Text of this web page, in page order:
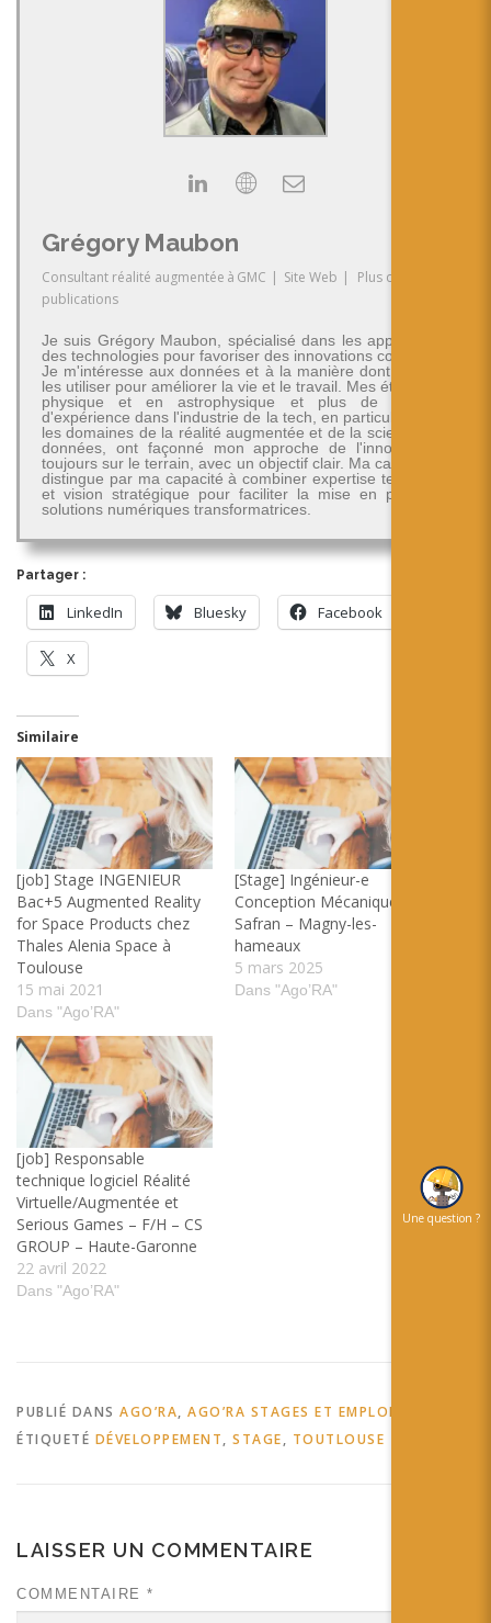
Grégory Maubon
Consultant réalité augmentée à GMC | Site Web |
Plus de
publications
Je suis Grégory Maubon, spécialisé dans les applications
des technologies pour favoriser des innovations concrètes.
Je m'intéresse aux données et à la manière dont on peut
les utiliser pour améliorer la vie et le travail. Mes études en
physique et en astrophysique et plus de 30 ans
d'expérience dans l'industrie de la tech, en particulier dans
les domaines de la réalité augmentée et de la science des
données, ont façonné mon approche de l'innovation -
toujours sur le terrain, avec un objectif clair. Ma carrière se
distingue par ma capacité à combiner expertise technique
et vision stratégique pour faciliter la mise en place de
solutions numériques transformatrices.
Partager :
LinkedIn Bluesky Facebook
X
Similaire
[job] Stage INGENIEUR
Bac+5 Augmented Reality
for Space Products chez
Thales Alenia Space à
Toulouse
15 mai 2021
Dans "Ago’RA"
[Stage] Ingénieur-e
Conception Mécanique –
Safran – Magny-les-
hameaux
5 mars 2025
Dans "Ago’RA"
[job] Responsable
technique logiciel Réalité
Virtuelle/Augmentée et
Serious Games – F/H – CS
GROUP – Haute-Garonne
22 avril 2022
Dans "Ago’RA"
PUBLIÉ DANS AGO’RA, AGO’RA STAGES ET EMPLOIS
ÉTIQUETÉ DÉVELOPPEMENT, STAGE, TOUTLOUSE
LAISSER UN COMMENTAIRE
COMMENTAIRE *
Une question ?